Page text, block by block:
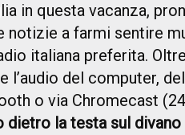
in questa vacanza,
notizie a farmi sentire
italiana preferita.
l’audio del computer,
o via Chromecast
dietro la testa sul